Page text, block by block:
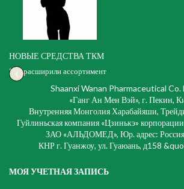
НОВЫЕ СРЕДСТВА ТКМ
Мы расширили ассортимент
‹
Shaanxi Wanan Pharmaceutical
«Ганг Ан Мен Вэй», г. Пекин,
Внутренняя Монголия Харабайяши,
Гуйлиньская компания «Цзинькэ»
ЗАО «АЛЬДОМЕД», Юр. адрес:
КНР г. Гуанжоу, ул. Гуаюань, д158
МОЯ УЧЕТНАЯ ЗАПИСЬ